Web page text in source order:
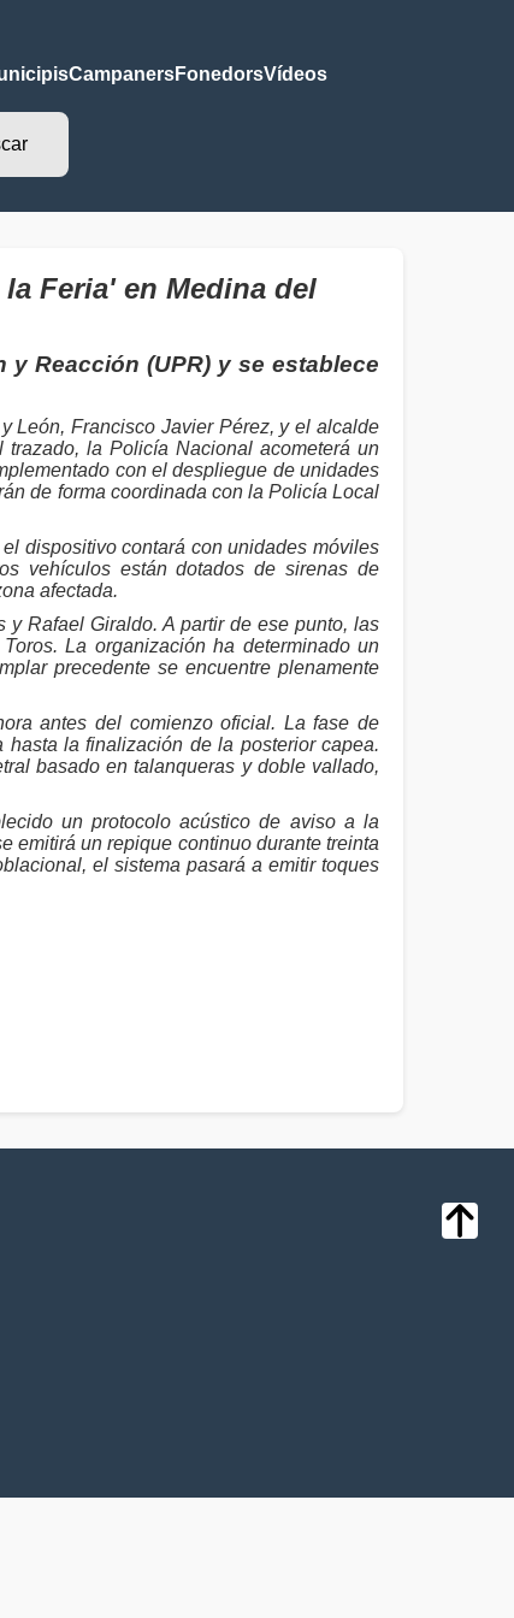
CampanersFonedorsVídeos
Feria' en Medina del
Reacción (UPR) y se establece
León, Francisco Javier Pérez, y el alcalde
la Policía Nacional acometerá un
con el despliegue de unidades
de forma coordinada con la Policía Local
dispositivo contará con unidades móviles
vehículos están dotados de sirenas de
afectada.
Rafael Giraldo. A partir de ese punto, las
La organización ha determinado un
precedente se encuentre plenamente
antes del comienzo oficial. La fase de
la finalización de la posterior capea.
basado en talanqueras y doble vallado,
un protocolo acústico de aviso a la
emitirá un repique continuo durante treinta
el sistema pasará a emitir toques